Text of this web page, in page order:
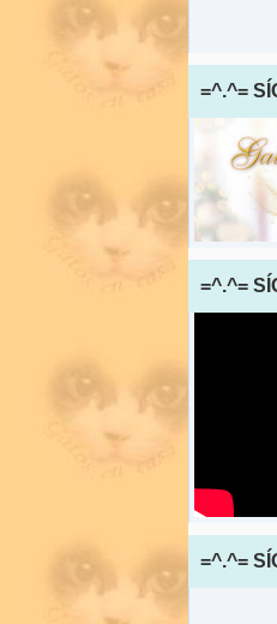
=^.^=
=^.^=
=^.^=